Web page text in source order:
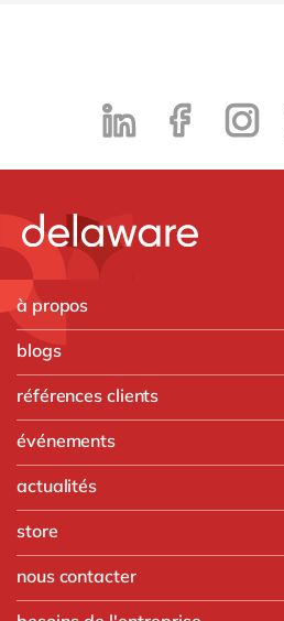
à propos
blogs
références clients
événements
actualités
store
nous contacter